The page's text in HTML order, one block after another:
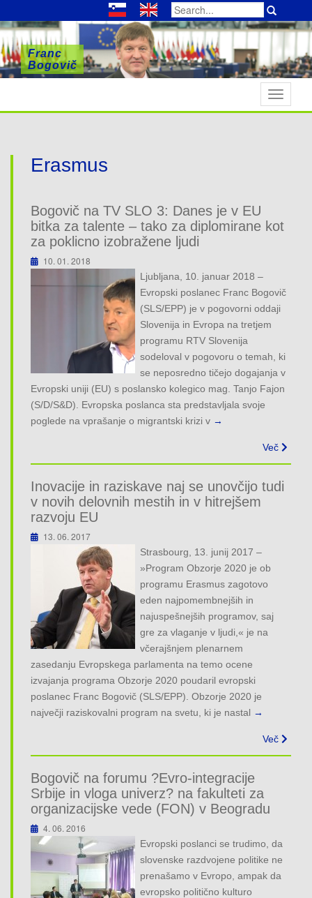
Search
for:
Franc
Bogovič
Franc
Bogovič
Franc
Bogovič
T
o
v
t
i
Erasmus
Bogovič na TV SLO 3: Danes je v EU
bitka za talente – tako za diplomirane kot
za poklicno izobražene ljudi
10. 01. 2018
Ljubljana, 10. januar 2018 –
Evropski poslanec Franc Bogovič
(SLS/EPP) je v pogovorni oddaji
Slovenija in Evropa na tretjem
programu RTV Slovenija
sodeloval v pogovoru o temah, ki
se neposredno tičejo dogajanja v
Evropski uniji (EU) s poslansko kolegico mag. Tanjo Fajon
(S/D/S&D). Evropska poslanca sta predstavljala svoje
poglede na vprašanje o migrantski krizi v →
Več
Inovacije in raziskave naj se unovčijo tudi
v novih delovnih mestih in v hitrejšem
razvoju EU
13. 06. 2017
Strasbourg, 13. junij 2017 –
»Program Obzorje 2020 je ob
programu Erasmus zagotovo
eden najpomembnejših in
najuspešnejših programov, saj
gre za vlaganje v ljudi,« je na
včerajšnjem plenarnem
zasedanju Evropskega parlamenta na temo ocene
izvajanja programa Obzorje 2020 poudaril evropski
poslanec Franc Bogovič (SLS/EPP). Obzorje 2020 je
največji raziskovalni program na svetu, ki je nastal →
Več
Bogovič na forumu ?Evro-integracije
Srbije in vloga univerz? na fakulteti za
organizacijske vede (FON) v Beogradu
4. 06. 2016
Evropski poslanci se trudimo, da
slovenske razdvojene politike ne
prenašamo v Evropo, ampak da
evropsko politično kulturo